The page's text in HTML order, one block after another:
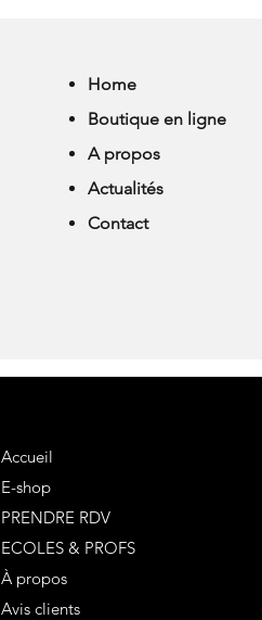
Home
Boutique en ligne
A propos
Actualités
Contact
Accueil
E-shop
PRENDRE RDV
ECOLES & PROFS
À propos
Avis clients